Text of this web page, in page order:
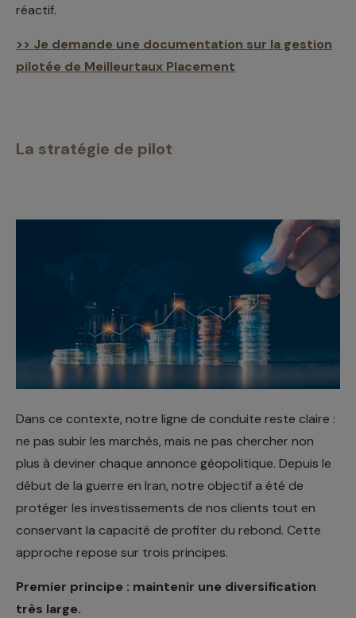
réactif.
>> Je demande une documentation sur la gestion
pilotée de Meilleurtaux Placement
La stratégie de pilot
Dans ce contexte, notre ligne de conduite reste claire :
ne pas subir les marchés, mais ne pas chercher non
plus à deviner chaque annonce géopolitique. Depuis le
début de la guerre en Iran, notre objectif a été de
protéger les investissements de nos clients tout en
conservant la capacité de profiter du rebond. Cette
approche repose sur trois principes.
Premier principe : maintenir une diversification
très large.